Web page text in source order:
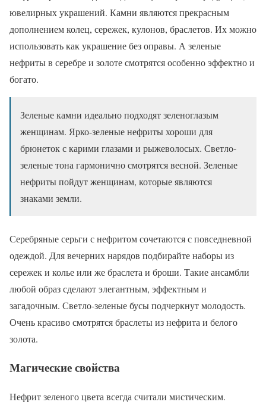
ювелирных украшений. Камни являются прекрасным
дополнением колец, сережек, кулонов, браслетов. Их можно
использовать как украшение без оправы. А зеленые
нефриты в серебре и золоте смотрятся особенно эффектно и
богато.
Зеленые камни идеально подходят зеленоглазым
женщинам. Ярко-зеленые нефриты хороши для
брюнеток с карими глазами и рыжеволосых. Светло-
зеленые тона гармонично смотрятся весной. Зеленые
нефриты пойдут женщинам, которые являются
знаками земли.
Серебряные серьги с нефритом сочетаются с повседневной
одеждой. Для вечерних нарядов подбирайте наборы из
сережек и колье или же браслета и броши. Такие ансамбли
любой образ сделают элегантным, эффектным и
загадочным. Светло-зеленые бусы подчеркнут молодость.
Очень красиво смотрятся браслеты из нефрита и белого
золота.
Магические свойства
Нефрит зеленого цвета всегда считали мистическим.